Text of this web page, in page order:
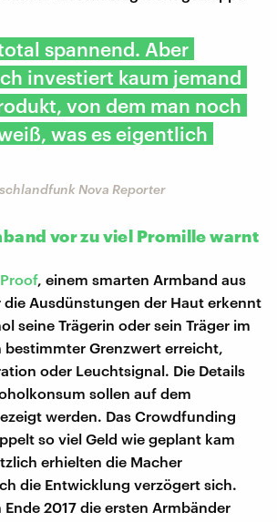
spannend. Aber
investiert kaum jemand
von dem man noch
was es eigentlich
Nova Reporter
vor zu viel Promille warnt
Proof, einem smarten Armband aus
die Ausdünstungen der Haut erkennt
seine Trägerin oder sein Träger im
bestimmter Grenzwert erreicht,
oder Leuchtsignal. Die Details
sollen auf dem
werden. Das Crowdfunding
so viel Geld wie geplant kam
erhielten die Macher
die Entwicklung verzögert sich.
2017 die ersten Armbänder